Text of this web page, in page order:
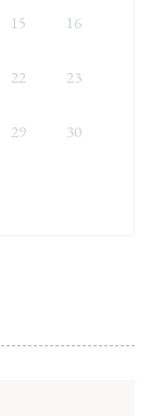
15 16
22 23
29 30